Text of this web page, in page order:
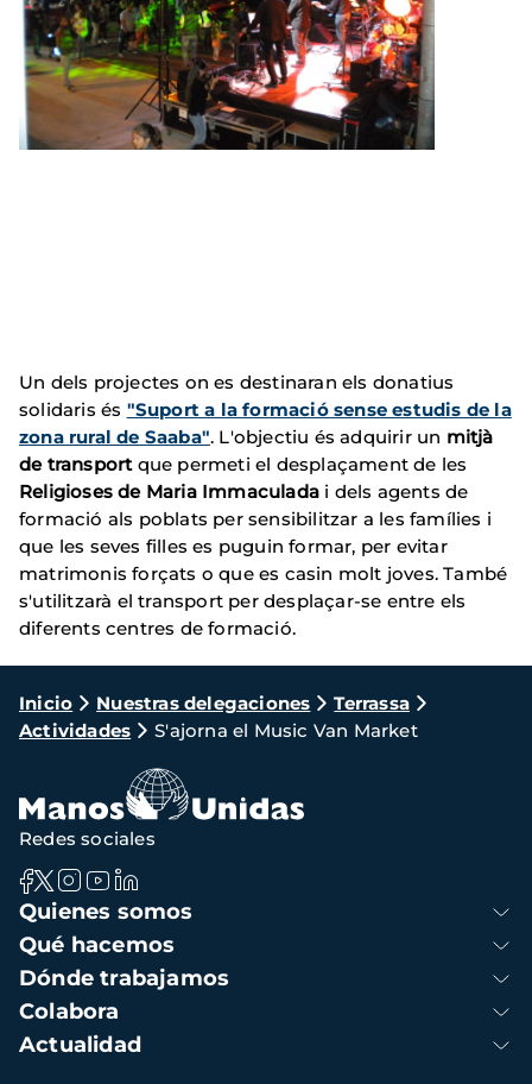
Un dels projectes on es destinaran els donatius
solidaris és "Suport a la formació sense estudis de la
zona rural de Saaba". L'objectiu és adquirir un mitjà
de transportque permeti el desplaçament de les
Religioses de Maria Immaculada i dels agents de
formació als poblats per sensibilitzar a les famílies i
que les seves filles es puguin formar, per evitar
matrimonis forçats o que es casin molt joves. També
s'utilitzarà el transport per desplaçar-se entre els
diferents centres de formació.
Ruta
de
navegación
Inicio Nuestras delegaciones
Terrassa
Actividades
S'ajorna el Music Van Market
Navegación
principal
Quienes somos
Qué hacemos
Dónde trabajamos
Colabora
Actualidad
Redes sociales